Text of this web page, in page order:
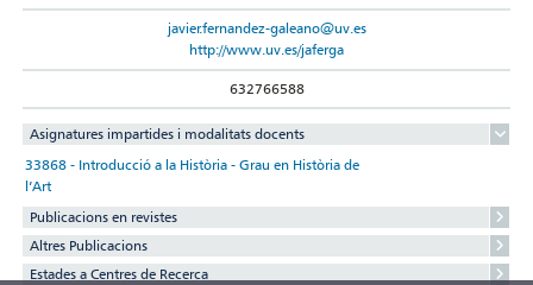
javier.fernandez-galeano@uv.es
http://www.uv.es/jaferga
632766588
Asignatures impartides i modalitats docents
33868 - Introducció a la Història - Grau en Història de
l’Art
Publicacions en revistes
Altres Publicacions
Estades a Centres de Recerca